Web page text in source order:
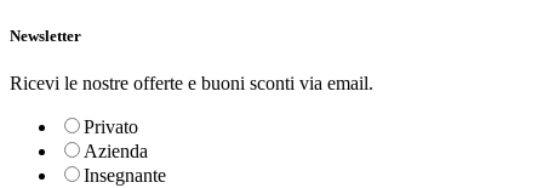
Newsletter
Ricevi le nostre offerte e buoni sconti via email.
Privato
Azienda
Insegnante